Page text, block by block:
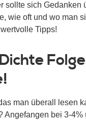
sollte sich Gedanken
wie oft und wo man
Tipps!
man überall lesen
Angefangen bei 3-